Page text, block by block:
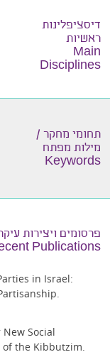
דיסציפלינות
ראשיות
Main
Disciplines
תחומי מחקר /
מילות מפתח
Keywords
פרסומים ויצירות
Publications
in Israel:
Social
the Kibbutzim.